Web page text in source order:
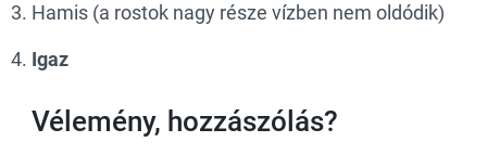
Hamis (a rostok nagy része vízben nem oldódik)
Igaz
Vélemény, hozzászólás?